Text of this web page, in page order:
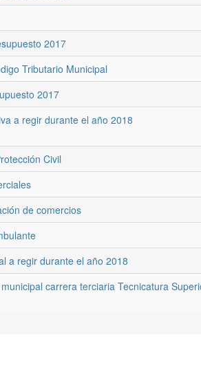
2017
Tributario Municipal
2017
a regir durante el año 2018
Civil
de comercios
a regir durante el año 2018
carrera terciaria Tecnicatura